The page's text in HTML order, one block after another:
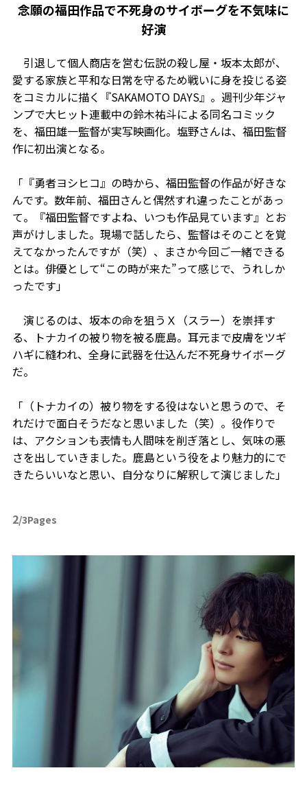
念願の福田作品で不死身のサイボーグを不気味に
好演
引退して個人商店を営む伝説の殺し屋・坂本太郎が、
愛する家族と平和な日常を守るため戦いに身を投じる姿
をコミカルに描く『SAKAMOTO DAYS』。週刊少年ジャ
ンプで大ヒット連載中の鈴木祐斗による同名コミック
を、福田雄一監督が実写映画化。塩野さんは、福田監督
作に初出演となる。
「『勇者ヨシヒコ』の時から、福田監督の作品が好きな
んです。数年前、福田さんと偶然すれ違ったことがあっ
て。『福田監督ですよね、いつも作品見ています』とお
声がけしました。現場で話したら、監督はそのことを覚
えてなかったんですが（笑）、まさか今回ご一緒できる
とは。俳優として“この時が来た”って感じで、うれしか
ったです」
演じるのは、坂本の命を狙うＸ（スラー）を崇拝す
る、トナカイの被り物を被る鹿島。耳元まで皮膚をツギ
ハギに縫われ、全身に武器を仕込んだ不死身サイボーグ
だ。
「（トナカイの）被り物をする役はないと思うので、そ
れだけで面白そうだなと思いました（笑）。役作りで
は、アクションも表情も人間味を削ぎ落とし、気味の悪
さを出していきました。鹿島という役をより魅力的にで
きたらいいなと思い、自分なりに解釈して演じました」
2/3Pages